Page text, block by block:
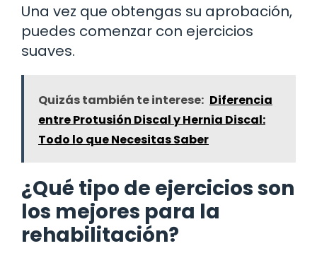
Una vez que obtengas su aprobación,
puedes comenzar con ejercicios
suaves.
Quizás también te interese: Diferencia
entre Protusión Discal y Hernia Discal:
Todo lo que Necesitas Saber
¿Qué tipo de ejercicios son
los mejores para la
rehabilitación?